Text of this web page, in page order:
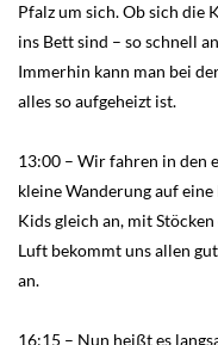
Pfalz um sich. Ob sich die
ins Bett sind – so schnell
Immerhin kann man bei
alles so aufgeheizt ist.
13:00 – Wir fahren in den
kleine Wanderung auf
Kids gleich an, mit
Luft bekommt uns allen
an.
16:15 – Nun heißt es